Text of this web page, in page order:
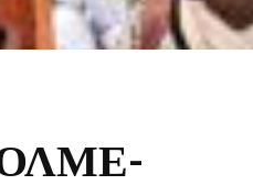
ΟΛΜΕ-